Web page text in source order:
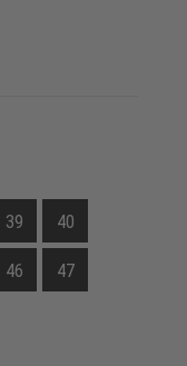
39 40
46 47